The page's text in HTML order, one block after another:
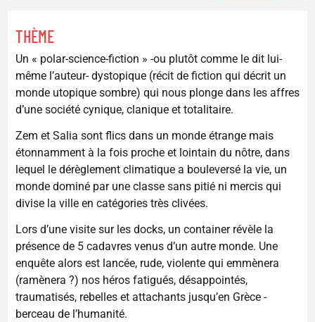
THÈME
Un « polar-science-fiction » -ou plutôt comme le dit lui-
même l’auteur- dystopique (récit de fiction qui décrit un
monde utopique sombre) qui nous plonge dans les affres
d’une société cynique, clanique et totalitaire.
Zem et Salia sont flics dans un monde étrange mais
étonnamment à la fois proche et lointain du nôtre, dans
lequel le dérèglement climatique a bouleversé la vie, un
monde dominé par une classe sans pitié ni mercis qui
divise la ville en catégories très clivées.
Lors d’une visite sur les docks, un container révèle la
présence de 5 cadavres venus d’un autre monde. Une
enquête alors est lancée, rude, violente qui emmènera
(ramènera ?) nos héros fatigués, désappointés,
traumatisés, rebelles et attachants jusqu’en Grèce -
berceau de l’humanité.